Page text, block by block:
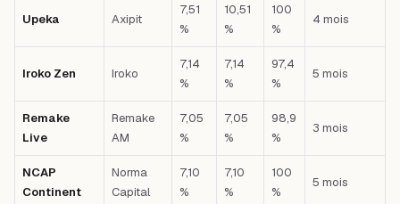
Upeka Axipit
7,51
%
10,51
%
100
%
4 mois
Iroko Zen Iroko
7,14
%
7,14
%
97,4
%
5 mois
Remake
Live
Remake
AM
7,05
%
7,05
%
98,9
%
3 mois
NCAP
Continent
Norma
Capital
7,10
%
7,10
%
100
%
5 mois